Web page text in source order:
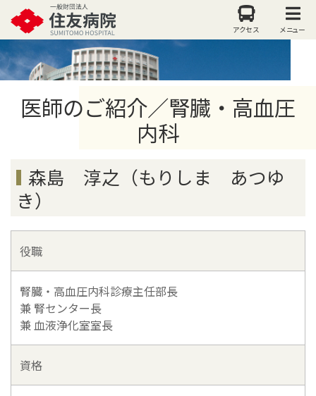
アクセス メニュー
医師のご紹介／腎臓・高血圧
内科
森島 淳之（もりしま あつゆ
き）
役職
腎臓・高血圧内科診療主任部長
兼 腎センター長
兼 血液浄化室室長
資格